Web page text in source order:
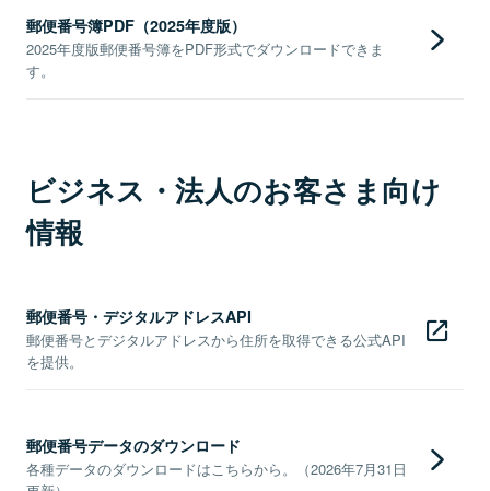
郵便番号簿PDF（2025年度版）
2025年度版郵便番号簿をPDF形式でダウンロードできま
す。
ビジネス・法人のお客さま向け
情報
郵便番号・デジタルアドレスAPI
郵便番号とデジタルアドレスから住所を取得できる公式API
を提供。
郵便番号データのダウンロード
各種データのダウンロードはこちらから。（2026年7月31日